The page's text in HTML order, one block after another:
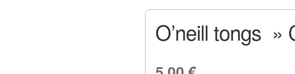
O’neill tongs »